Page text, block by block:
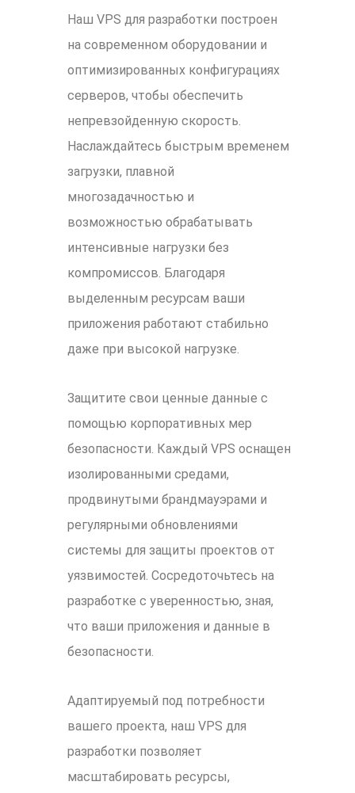
Наш VPS для разработки построен
на современном оборудовании и
оптимизированных конфигурациях
серверов, чтобы обеспечить
непревзойденную скорость.
Наслаждайтесь быстрым временем
загрузки, плавной
многозадачностью и
возможностью обрабатывать
интенсивные нагрузки без
компромиссов. Благодаря
выделенным ресурсам ваши
приложения работают стабильно
даже при высокой нагрузке.
Защитите свои ценные данные с
помощью корпоративных мер
безопасности. Каждый VPS оснащен
изолированными средами,
продвинутыми брандмауэрами и
регулярными обновлениями
системы для защиты проектов от
уязвимостей. Сосредоточьтесь на
разработке с уверенностью, зная,
что ваши приложения и данные в
безопасности.
Адаптируемый под потребности
вашего проекта, наш VPS для
разработки позволяет
масштабировать ресурсы,